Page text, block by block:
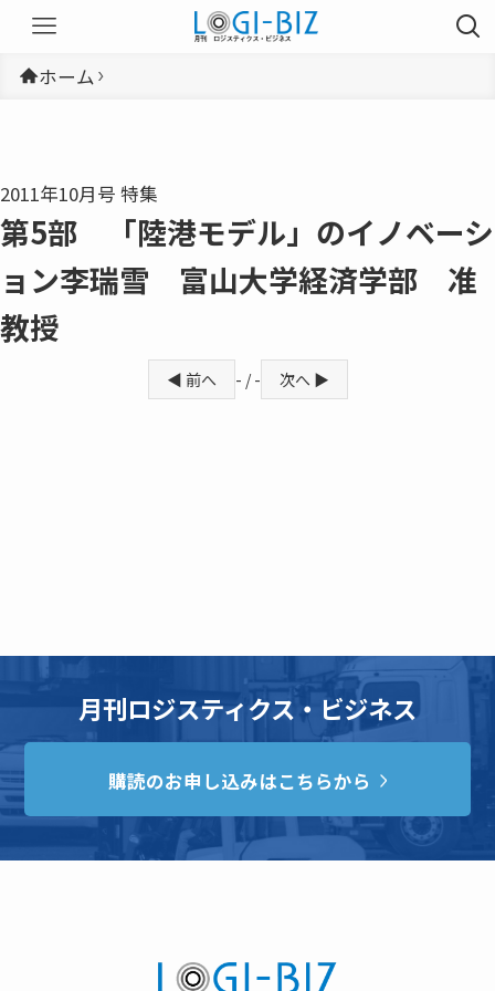
ホーム
2011年10月号 特集
第5部 「陸港モデル」のイノベーシ
ョン李瑞雪 富山大学経済学部 准
教授
◀ 前へ - / - 次へ ▶
月刊ロジスティクス・ビジネス
購読のお申し込みはこちらから